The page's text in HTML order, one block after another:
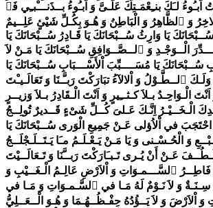
ٱللَّهُ لِدُنْـيَاناَ حَـسْبُنَا ٱللَّهُ الْكَرِيمُ لِمَا اَهَـمَّـنَا حَــسْـبُنَا ٱللَّهُ الْـحَلِيــمُ الْقَــوِيُّ لِـمـَنْ بَـغَى عَـلَــيْـنَا حَـسْـبُنـَا ٱللَّهُ ٱلـشَّــدِيدُ لِـمَـنْ كَـادَناَ بِسُــوءٍ حَـسْــبُـنَا ٱللَّهُ ٱلـرَّحِيمُ عِـنْدَ ٱلـسّۤـامِّ حَـسْــبُنَا ٱللَّهُ ٱلـرَّؤُفُ عِـنْدَ الْمَسْـأَلــَةِ في الْـجَـدَثِ حَـسْــبُـنَا ٱللَّهُ ٱلـْلَـطِيفُ عِـنْدَ الْمـِيـزَانِ حَـسْـبُـنَا ٱللَّهُ الْقَديِرُ عِـنْدَ ٱلـصِّرَاطِ{حَـسْبِىَ ٱللَّهُ لاۤ اِلـهَ اِلاَّ هُوَ عَلَـيْهِ تَوَكَّـلْتُ وَهُوَ رَبُّ الْـعَــرْشِ الْـعَـظـيــمِ} [3مَرّاَتٍ] مَرْحَبـًا بِالْـمَسۤاءِ [بِالصَّـباَحِ] وَ بِالـــَّـيْـلِ الْـجَـديِدِ [وَبِالْيَــوْم الْجَـديدِ] وَ بِاْلإِبـَّانِ وَ الْـفَـيْـنَـةِ ٱلـسَّعِيدِ وَ بِالسَّـافِـرِ وَ ٱلـشَّـهِــيـدِ اُكْـتُبْ لَـنَا مَا نَـقُولُ بِسْــمِ ٱللّهِ الْحَـمِيدِ الْـمَجِيدِ ٱلـرَّفِيعِ الْـوَدُودِ الْمُحِيطِ الْـفَـعـَّالِ في خَـلْـقِه لِـمَا يُـرِيدُ وَ هُـوَ اَقْرَبُ اِلَـيـْهِ مِـنْ حَـبْـلِ الْـوَريدِ أَمْسَــيْـنَا [أَصْـبَحْنَا] بِاللّـهِ مُؤْمِنـًا وَبِــلِـقـۤائِــه مُصَدِّقاً وَ بِحُجَّـتِـه مُـعْـتَرِفًا وَلــِسِوَى ٱللّهِ تَعَالَى في اْلأُلـــُوهِيَّةِ جَاحِدًا وَ عَلىَ اللّـهِ مُتَــوَكِّـلاً نُـشْـهِدُ ٱللّـهَ وَ نُشْـهِدُ مَلــۤـئِكَــتَـهُ وَ اَنْبِــيۤائـَهُ وَ حَـمَـلَةَ عَــرْشِه بِـأَنــَّهُ هُـوَ ٱللَّهُ لاۤ اِلهَ الاَّ هُـوَ وَحْـدَهُ لاَ شَــريـكَ لَـهُ وَ أَنَّ سَــيِّدَنَا مُحَمَّدًا صَـلـَّى ٱللَّهُ تَعَالَى عَلَـيْهِ وَ عَلَى الــِه وَ صَحْبِه وَ سَلَّـمَ عَــبْدُهُ وَ رَسُولُهُ وَ أَنَّ الْـجَـنَّةَ حَــقٌّ وَ أَنَّ الْـنَّـارَ حَـقٌّ وَ أَنَّ الْـحَـوْضَ حَـقٌّ وَ أَنَّ ٱلـشَّـــفَـاعَـةَ حَـقٌّ وَ أَنَّ مُـنْكَرًا وَ نَــكِيـرًا حَـقٌّ وَ وَعْـدَكَ حَـقٌّ وَ أَنَّ ٱلـسَّـاعَـةَ اتِــيَـةٌ لاَ رَيــْبَ فِيهَا وَ أَنَّ ٱللّـهَ يَـبْعَـثُ مَـنْ في الْقُــبُورِ عَـلىَ ذَالِـكَ نَـحْيَى وَ عَلَـيْهِ نَـمُـوتُ وَ عَـلَــيْهِ نُـبْعَـثُ غَدًا وَ لاَ نَرَى عَذَابـًا إِنْ شۤاءَ ٱللَّهُ تَعَـالَى اللَّهُمَّ إِنَّــنَا ظَــلَمْـنَا اَنْفُسَنَا فَاغْـفِـرْلَـنَا اَوْزَارَنَا الْكَــبۤائِرَ وَٱللَّـمَـمَ فَإِنَّهُ لاَ يَغْــفِـرُهُمَا اِلاَّ اَنْـتَ وَ اهْـدِناَ لِأَحْسَــنِ اْلأَخْـلاَقِ فَإِنَّهُ لاَ يَــهْــدي لِأَحْسَـنِـهَا اِلاَّ اَنْـتَ لَـبَّـيْكَ وَ سَعْدَيــْكَ وَالْـخَـيْـرَ كُـلَّهُ بِـيَـدِكَ نَسْـتَـغْــفِـرُكَ وَ نَـتُوبُ إِلَــيْـكَ امَنـَّا اللَّهُمَّ بِـمَا أَرْ